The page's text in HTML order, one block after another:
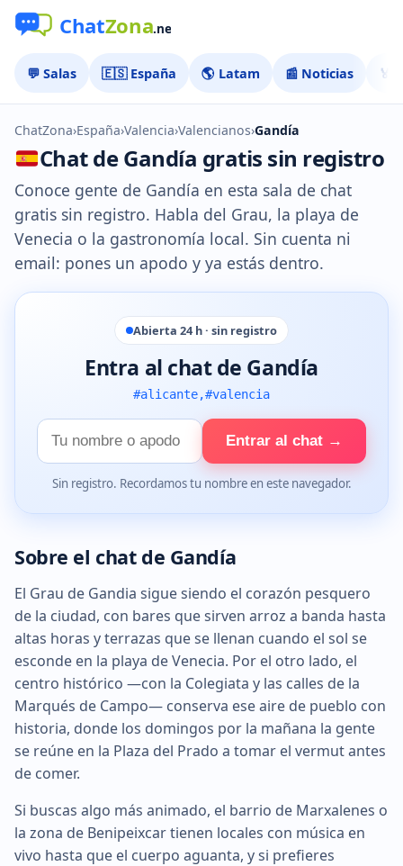
💬 Salas 🇪🇸 España 🌎 Latam 📰 Noticias 🏅
ChatZona›España›Valencia›Valencianos›Gandía
Chat de Gandía gratis sin registro
Conoce gente de Gandía en esta sala de chat
gratis sin registro. Habla del Grau, la playa de
Venecia o la gastronomía local. Sin cuenta ni
email: pones un apodo y ya estás dentro.
Abierta 24 h · sin registro
Entra al chat de Gandía
#alicante,#valencia
Tu
nombre
Entrar al chat →
Sin registro. Recordamos tu nombre en este navegador.
Sobre el chat de Gandía
El Grau de Gandia sigue siendo el corazón pesquero
de la ciudad, con bares que sirven arroz a banda hasta
altas horas y terrazas que se llenan cuando el sol se
esconde en la playa de Venecia. Por el otro lado, el
centro histórico —con la Colegiata y las calles de la
Marqués de Campo— conserva ese aire de pueblo con
historia, donde los domingos por la mañana la gente
se reúne en la Plaza del Prado a tomar el vermut antes
de comer.
Si buscas algo más animado, el barrio de Marxalenes o
la zona de Benipeixcar tienen locales con música en
vivo hasta que el cuerpo aguanta, y si prefieres